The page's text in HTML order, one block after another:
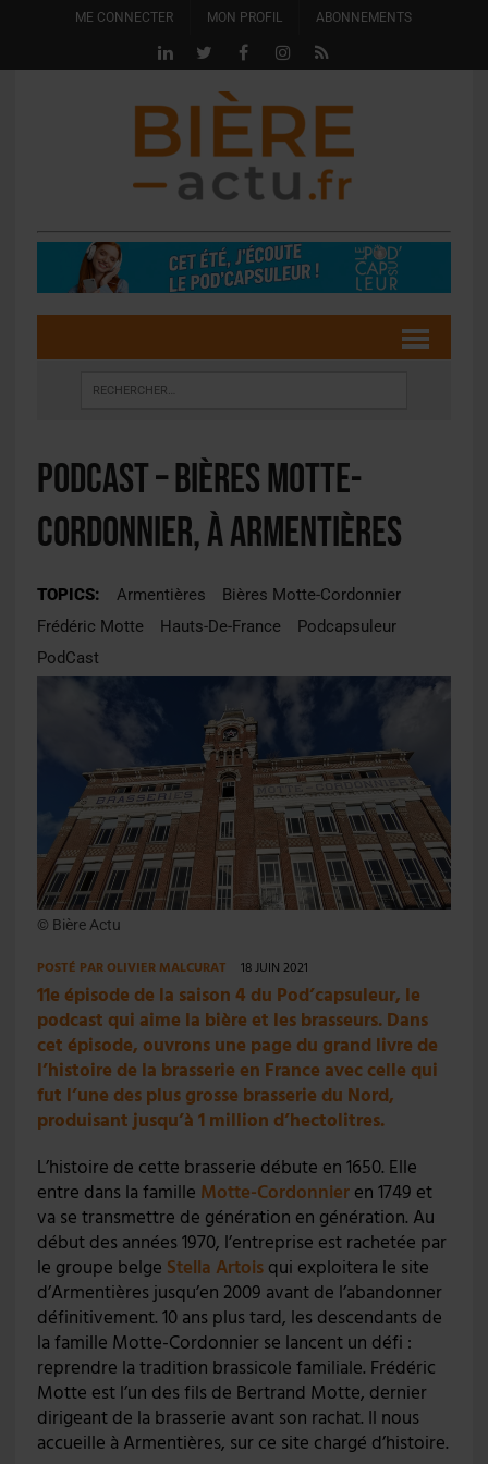
ME CONNECTER MON PROFIL ABONNEMENTS
PODCAST – Bières Motte-
Cordonnier, à Armentières
TOPICS: Armentières
Bières Motte-Cordonnier
Frédéric Motte
Hauts-De-France
Podcapsuleur
PodCast
© Bière Actu
POSTÉ PAROLIVIER MALCURAT 18 JUIN 2021
11e épisode de la saison 4 du Pod’capsuleur, le
podcast qui aime la bière et les brasseurs. Dans
cet épisode, ouvrons une page du grand livre de
l’histoire de la brasserie en France avec celle qui
fut l’une des plus grosse brasserie du Nord,
produisant jusqu’à 1 million d’hectolitres.
L’histoire de cette brasserie débute en 1650. Elle
entre dans la famille Motte-Cordonnieren 1749 et
va se transmettre de génération en génération. Au
début des années 1970, l’entreprise est rachetée par
le groupe belge Stella Artoisqui exploitera le site
d’Armentières jusqu’en 2009 avant de l’abandonner
définitivement. 10 ans plus tard, les descendants de
la famille Motte-Cordonnier se lancent un défi :
reprendre la tradition brassicole familiale. Frédéric
Motte est l’un des fils de Bertrand Motte, dernier
dirigeant de la brasserie avant son rachat. Il nous
accueille à Armentières, sur ce site chargé d’histoire.